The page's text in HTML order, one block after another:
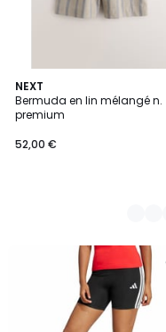
NEXT
Bermuda en lin mélangé n.
premium
52,00 €
2
Couleurs